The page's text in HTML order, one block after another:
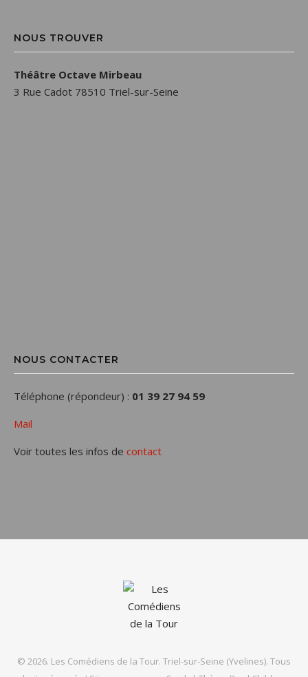
NOUS TROUVER
Théâtre Octave Mirbeau
3 Rue Cadot 78510 Triel-sur-Seine
NOUS CONTACTER
Téléphone (répondeur) : 01 39 27 94 59
Mail
Voir toutes les infos de contact
© 2026. Les Comédiens de la Tour. Triel-sur-Seine (Yvelines). Tous